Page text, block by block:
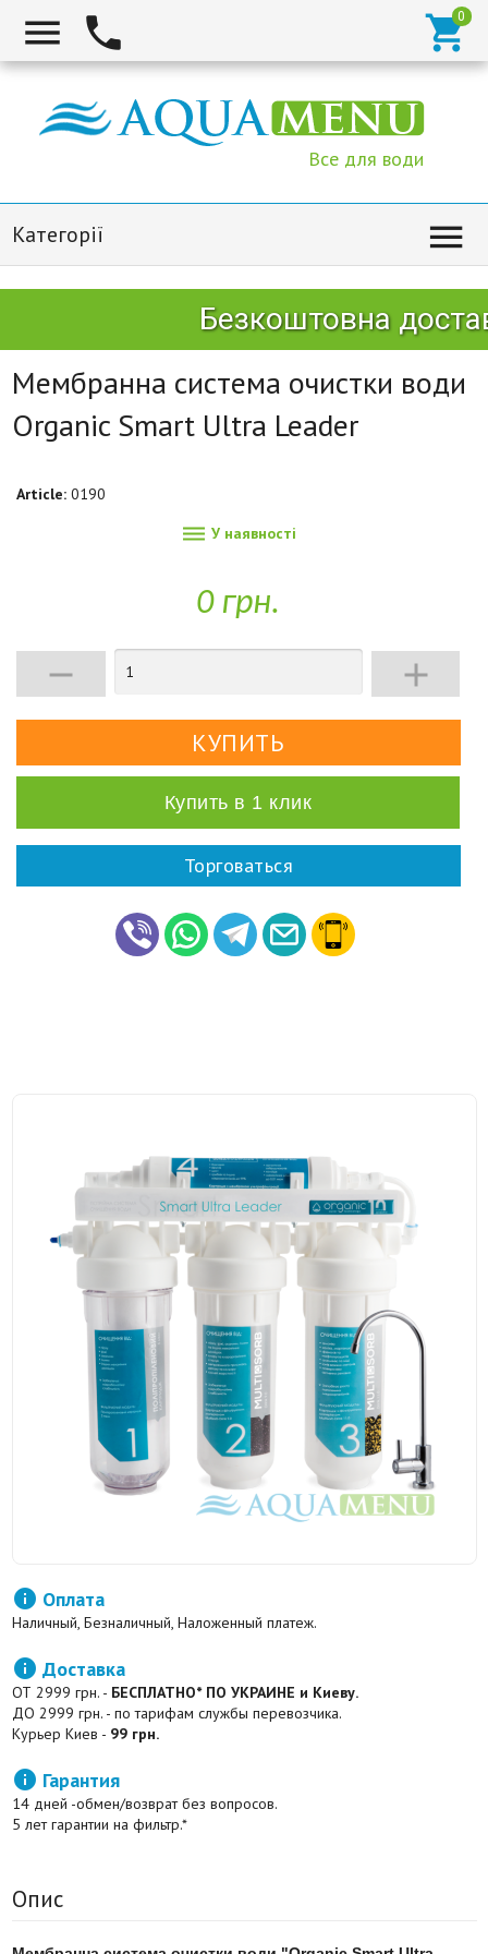
  
Все для води
Категорії 
Безкоштовна
Мембранна система очистки води
Organic Smart Ultra Leader
Article: 0190
 У наявності
0 грн.
 
Купить в 1 клик
Торговаться
 Оплата
Наличный, Безналичный, Наложенный платеж.
 Доставка
ОТ 2999 грн. - БЕСПЛАТНО* ПО УКРАИНЕ и Киеву.
ДО 2999 грн. - по тарифам службы перевозчика.
Курьер Киев - 99 грн.
 Гарантия
14 дней -обмен/возврат без вопросов.
5 лет гарантии на фильтр.*
Опис